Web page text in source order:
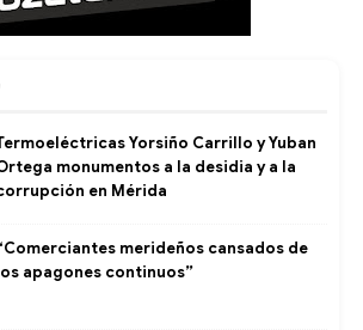
Yorsiño Carrillo y Yuban
monumentos a la desidia y a la
en Mérida
merideños cansados de
apagones continuos”